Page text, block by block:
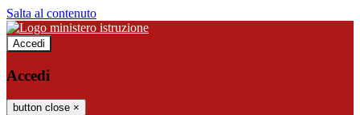
Salta al contenuto
Accedi
Accedi
button close ×